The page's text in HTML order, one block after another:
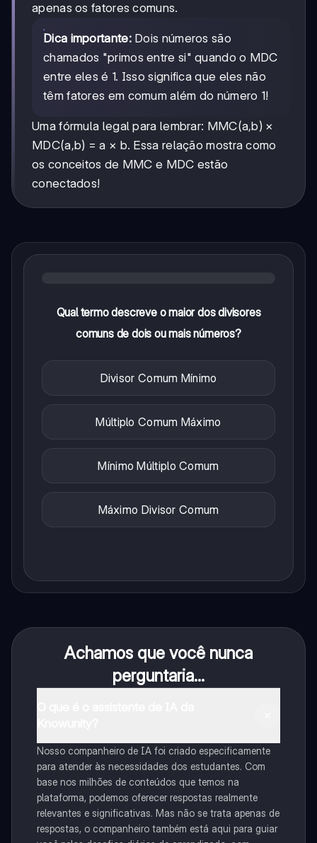
apenas os fatores comuns.
Dica importante:Dois números são
chamados "primos entre si" quando o MDC
entre eles é 1. Isso significa que eles não
têm fatores em comum além do número 1!
Uma fórmula legal para lembrar: MMC(a,b) ×
MDC(a,b) = a × b. Essa relação mostra como
os conceitos de MMC e MDC estão
conectados!
Qual termo descreve o maior dos divisores
comuns de dois ou mais números?
Divisor Comum Mínimo
Múltiplo Comum Máximo
Mínimo Múltiplo Comum
Máximo Divisor Comum
Achamos que você nunca
perguntaria...
Nosso companheiro de IA foi criado especificamente
para atender às necessidades dos estudantes. Com
base nos milhões de conteúdos que temos na
plataforma, podemos oferecer respostas realmente
relevantes e significativas. Mas não se trata apenas de
respostas, o companheiro também está aqui para guiar